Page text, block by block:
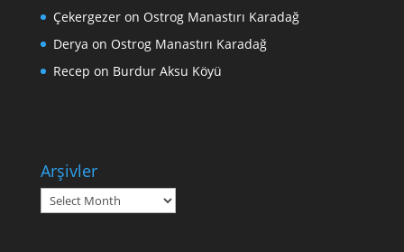
Çekergezeron Ostrog Manastırı Karadağ
Derya on Ostrog Manastırı Karadağ
Recep on Burdur Aksu Köyü
Arşivler
Arşivler